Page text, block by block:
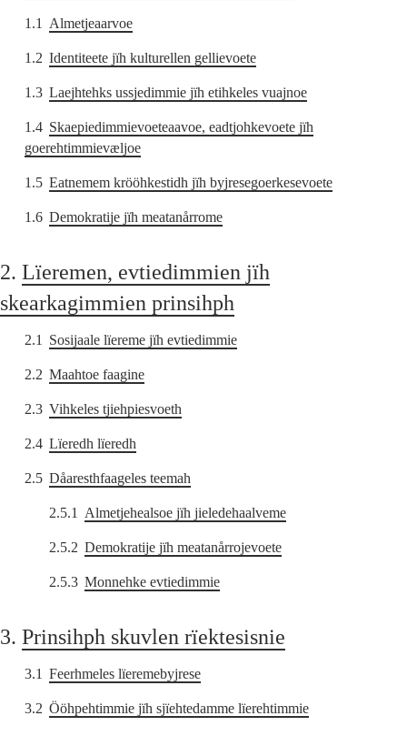
1.1 Almetjeaarvoe
1.2 Identiteete jïh kulturellen gellievoete
1.3 Laejhtehks ussjedimmie jïh etihkeles vuajnoe
1.4 Skaepiedimmievoeteaavoe, eadtjohkevoete jïh
goerehtimmievæljoe
1.5 Eatnemem krööhkestidh jïh byjresegoerkesevoete
1.6 Demokratije jïh meatanårrome
2. Lïeremen, evtiedimmien jïh
skearkagimmien prinsihph
2.1 Sosijaale lïereme jïh evtiedimmie
2.2 Maahtoe faagine
2.3 Vihkeles tjiehpiesvoeth
2.4 Lïeredh lïeredh
2.5 Dåaresthfaageles teemah
2.5.1 Almetjehealsoe jïh jieledehaalveme
2.5.2 Demokratije jïh meatanårrojevoete
2.5.3 Monnehke evtiedimmie
3. Prinsihph skuvlen rïektesisnie
3.1 Feerhmeles lïeremebyjrese
3.2 Ööhpehtimmie jïh sjïehtedamme lïerehtimmie